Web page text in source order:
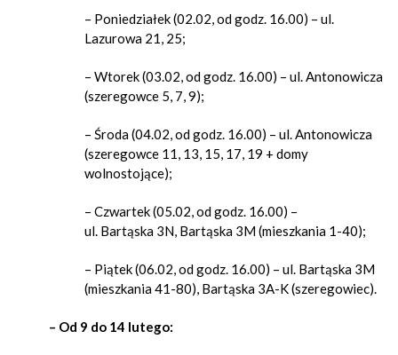
– Poniedziałek (02.02, od godz. 16.00) – ul.
Lazurowa 21, 25;
– Wtorek (03.02, od godz. 16.00) – ul. Antonowicza
(szeregowce 5, 7, 9);
– Środa (04.02, od godz. 16.00) – ul. Antonowicza
(szeregowce 11, 13, 15, 17, 19 + domy
wolnostojące);
– Czwartek (05.02, od godz. 16.00) –
ul. Bartąska 3N, Bartąska 3M (mieszkania 1-40);
– Piątek (06.02, od godz. 16.00) – ul. Bartąska 3M
(mieszkania 41-80), Bartąska 3A-K (szeregowiec).
– Od 9 do 14 lutego: